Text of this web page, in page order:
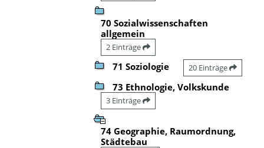
70 Sozialwissenschaften
allgemein
2 Einträge
71 Soziologie 20 Einträge
73 Ethnologie, Volkskunde
3 Einträge
74 Geographie, Raumordnung,
Städtebau